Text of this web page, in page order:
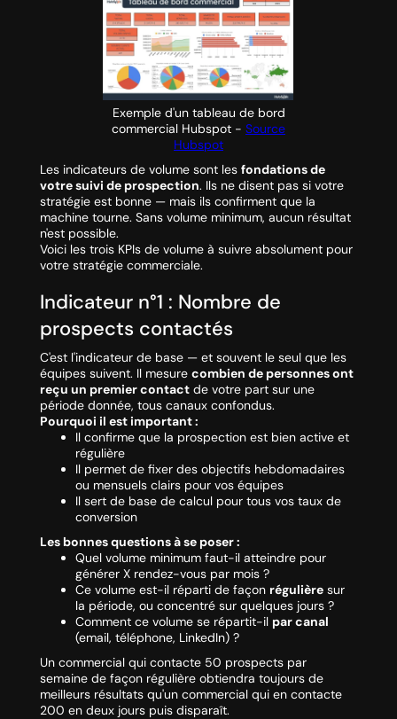
Exemple d'un tableau de bord
commercial Hubspot - Source
Hubspot
Les indicateurs de volume sont les fondations de
votre suivi de prospection. Ils ne disent pas si votre
stratégie est bonne — mais ils confirment que la
machine tourne. Sans volume minimum, aucun résultat
n'est possible.
Voici les trois KPIs de volume à suivre absolument pour
votre stratégie commerciale.
Indicateur n°1 : Nombre de
prospects contactés
C'est l'indicateur de base — et souvent le seul que les
équipes suivent. Il mesure combien de personnes ont
reçu un premier contactde votre part sur une
période donnée, tous canaux confondus.
Pourquoi il est important :
Il confirme que la prospection est bien active et
régulière
Il permet de fixer des objectifs hebdomadaires
ou mensuels clairs pour vos équipes
Il sert de base de calcul pour tous vos taux de
conversion
Les bonnes questions à se poser :
Quel volume minimum faut-il atteindre pour
générer X rendez-vous par mois ?
Ce volume est-il réparti de façon régulièresur
la période, ou concentré sur quelques jours ?
Comment ce volume se répartit-il par canal
(email, téléphone, LinkedIn) ?
Un commercial qui contacte 50 prospects par
semaine de façon régulière obtiendra toujours de
meilleurs résultats qu'un commercial qui en contacte
200 en deux jours puis disparaît.